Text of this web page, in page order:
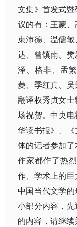
文集》首发式
议的有：王蒙、
束沛德、温儒
达、曾镇南、
泽、格非、孟
菱、季红真、
翻译权秀贞女
场祝贺。中央
华读书报》、
体的记者参加了
作家都作了热
作、学术上的
中国当代文学
小部分内容，
的内容，请继